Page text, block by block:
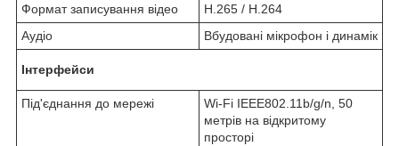
Формат записування відео
H.265 / H.264
Аудіо
Вбудовані мікрофон і динамік
Інтерфейси
Під'єднання до мережі
Wi-Fi IEEE802.11b/g/n, 50
метрів на відкритому
просторі